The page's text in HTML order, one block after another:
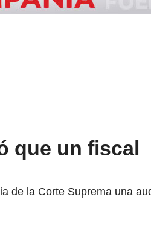
que un fiscal
de la Corte Suprema una